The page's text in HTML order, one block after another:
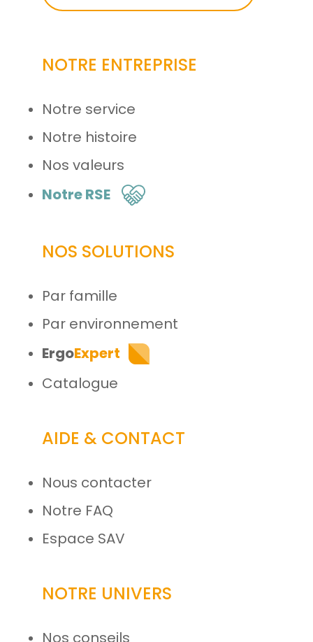
NOTRE ENTREPRISE
Notre service
Notre histoire
Nos valeurs
Notre RSE
NOS SOLUTIONS
Par famille
Par environnement
ErgoExpert
Catalogue
AIDE & CONTACT
Nous contacter
Notre FAQ
Espace SAV
NOTRE UNIVERS
Nos conseils